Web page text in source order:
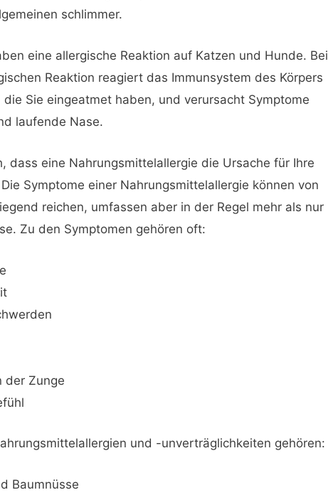
schlimmer.
eine allergische Reaktion auf Katzen und Hunde. Bei
Reaktion reagiert das Immunsystem des Körpers
Sie eingeatmet haben, und verursacht Symptome
laufende Nase.
dass eine Nahrungsmittelallergie die Ursache für Ihre
Symptome einer Nahrungsmittelallergie können von
reichen, umfassen aber in der Regel mehr als nur
Zu den Symptomen gehören oft:
der Zunge
und -unverträglichkeiten gehören:
Baumnüsse